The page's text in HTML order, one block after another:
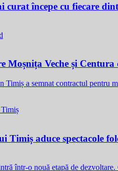
curat începe cu fiecare
Moșnița Veche și
Timiș a semnat contractul pentru
Timiș aduce spectacole